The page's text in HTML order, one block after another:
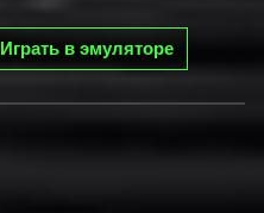
Играть в эмуляторе